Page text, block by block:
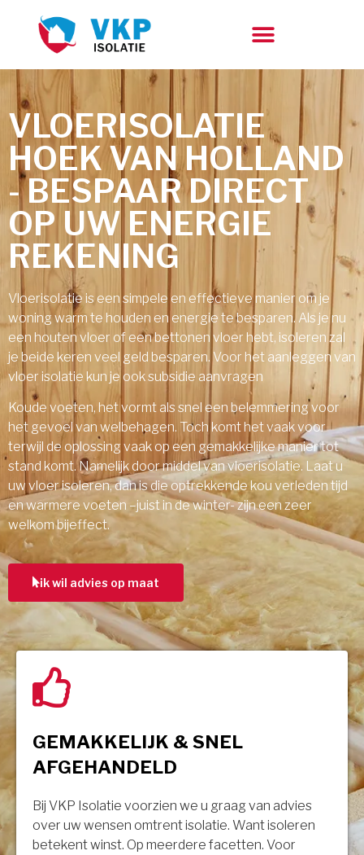
VLOERISOLATIE
HOEK VAN HOLLAND
- BESPAAR DIRECT
OP UW ENERGIE
REKENING
Vloerisolatie is een simpele en effectieve manier om je
woning warm te houden en energie te besparen. Als je nu
een houten vloer of een bettonen vloer hebt, isoleren zal
je beide keren veel geld besparen. Voor het aanleggen van
vloer isolatie kun je ook subsidie aanvragen
Koude voeten, het vormt als snel een belemmering voor
het gevoel van welbehagen. Toch komt het vaak voor
terwijl de oplossing vaak op een gemakkelijke manier tot
stand komt. Namelijk door middel van vloerisolatie. Laat u
uw vloer isoleren, dan is die optrekkende kou verleden tijd
en warmere voeten –juist in de winter- zijn een zeer
welkom bijeffect.
ik wil advies op maat
GEMAKKELIJK & SNEL
AFGEHANDELD
Bij VKP Isolatie voorzien we u graag van advies
over uw wensen omtrent isolatie. Want isoleren
betekent winst. Op meerdere facetten. Voor